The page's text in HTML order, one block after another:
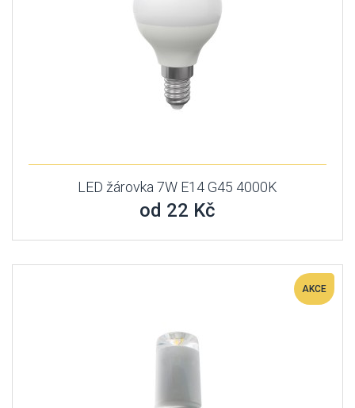
LED žárovka 7W E14 G45 4000K
od 22 Kč
AKCE